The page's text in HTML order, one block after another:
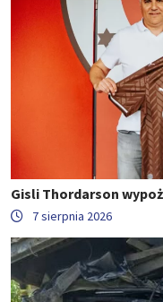
Gisli Thordarson
7 sierpnia 2026